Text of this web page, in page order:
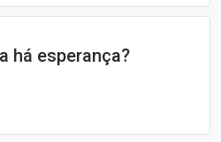
há esperança?